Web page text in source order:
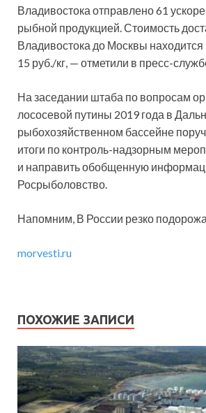
Владивостока отправлено 61
рыбной продукцией. Стоимость
Владивостока до Москвы
15 руб./кг, — отметили в пресс-
На заседании штаба по вопросам
лососевой путины 2019 года в
рыбохозяйственном бассейне
итоги по контроль-надзорным
и направить обобщенную
Росрыболовство.
Напомним, В России резко
morvesti.ru
ПОХОЖИЕ ЗАПИСИ